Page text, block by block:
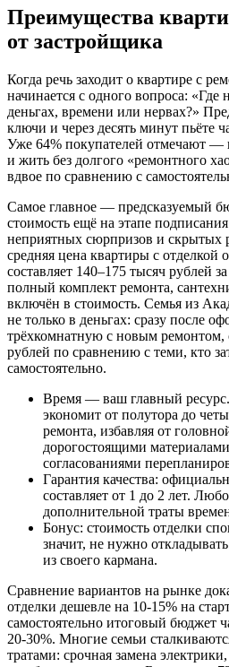
Преимущества
от застройщика
Когда речь заходит о квартире с
начинается с одного вопроса:
деньгах, времени или нервах?»
ключи и через десять минут пьёте
Уже 64% покупателей отмечают —
и жить без долгого «ремонтного
вдвое по сравнению с
Самое главное — предсказуемый
стоимость ещё на этапе
неприятных сюрпризов и скрытых
средняя цена квартиры с отделкой
составляет 140–175 тысяч рублей
полный комплект ремонта,
включён в стоимость. Семья из
не только в деньгах: сразу после
трёхкомнатную с новым ремонтом,
рублей по сравнению с теми, кто
самостоятельно.
Время — ваш главный ресурс.
экономит от полутора до
ремонта, избавляя от
дорогостоящими
согласованиями
Гарантия качества:
составляет от 1 до 2 лет.
дополнительной траты
Бонус: стоимость отделки
значит, не нужно
из своего кармана.
Сравнение вариантов на рынке
отделки дешевле на 10-15% на
самостоятельно итоговый бюджет
20-30%. Многие семьи
тратами: срочная замена